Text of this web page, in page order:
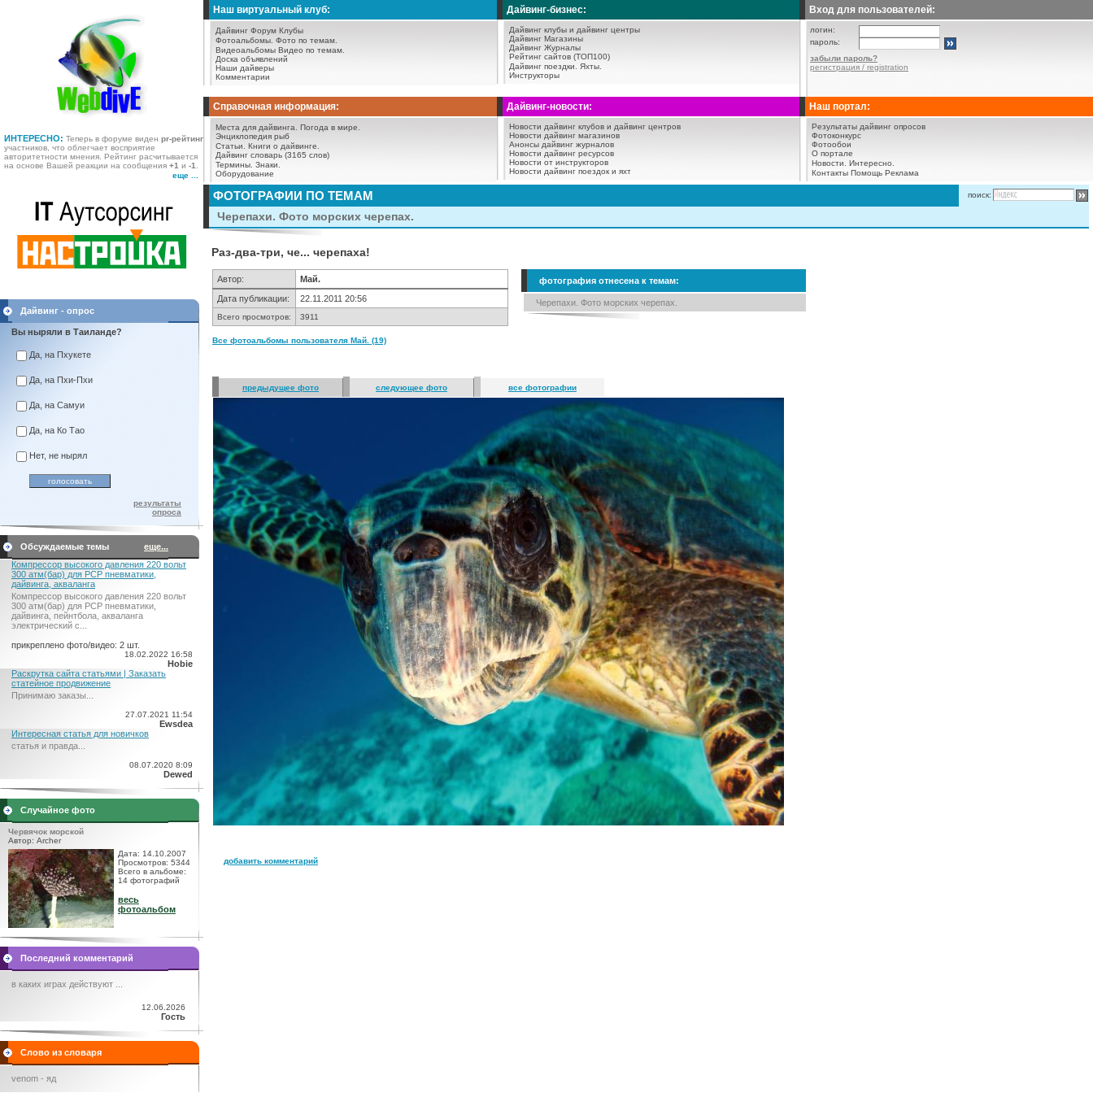
ИНТЕРЕСНО: Теперь в форуме виден pr-рейтинг
участников, что облегчает восприятие
авторитетности мнения. Рейтинг расчитывается
на основе Вашей реакции на сообщения +1 и -1
еще ...
Наш виртуальный клуб:
Дайвинг Форум Клубы
Фотоальбомы. Фото по темам.
Видеоальбомы Видео по темам.
Доска объявлений
Наши дайверы
Комментарии
Дайвинг-бизнес:
Дайвинг клубы и дайвинг центры
Дайвинг Магазины
Дайвинг Журналы
Рейтинг сайтов (ТОП100)
Дайвинг поездки.
Яхты.
Инструкторы
Вход для пользователей:
логин:
пароль:
забыли пароль?
регистрация / registration
Справочная информация:
Места для дайвинга.
Погода в мире.
Энциклопедия рыб
Статьи.
Книги о дайвинге.
Дайвинг словарь (3165 слов)
Термины. Знаки.
Оборудование
Дайвинг-новости:
Новости дайвинг клубов и дайвинг центров
Новости дайвинг магазинов
Анонсы дайвинг журналов
Новости дайвинг ресурсов
Новости от инструкторов
Новости дайвинг поездок и яхт
Наш портал:
Результаты дайвинг опросов
Фотоконкурс
Фотообои
О портале
Новости.
Интересно.
Контакты Помощь Реклама
Дайвинг - опрос
Вы ныряли в Таиланде?
Да, на Пхукете
Да, на Пхи-Пхи
Да, на Самуи
Да, на Ко Тао
Нет, не нырял
результаты
опроса
Обсуждаемые темы
еще...
Компрессор высокого давления 220 вольт
300 атм(бар) для PCP пневматики,
дайвинга, акваланга
Компрессор высокого давления 220 вольт
300 атм(бар) для PCP пневматики,
дайвинга, пейнтбола, акваланга
электрический c...
прикреплено фото/видео: 2 шт.
18.02.2022 16:58
Hobie
Раскрутка сайта статьями | Заказать
статейное продвижение
Принимаю заказы...
27.07.2021 11:54
Ewsdea
Интересная статья для новичков
статья и правда...
08.07.2020 8:09
Dewed
Случайное фото
Червячок морской
Автор: Archer
Дата: 14.10.2007
Просмотров: 5344
Всего в альбоме:
14 фотографий
весь
фотоальбом
Последний комментарий
в каких играх действуют ...
12.06.2026
Гость
Слово из словаря
venom - яд
ФОТОГРАФИИ ПО ТЕМАМ поиск:
Черепахи. Фото морских черепах.
Раз-два-три, че... черепаха!
Автор:
Май.
Дата публикации:
22.11.2011 20:56
Всего просмотров: 3911
Все фотоальбомы пользователя Май. (19)
фотография отнесена к темам:
Черепахи. Фото морских черепах.
предыдущее фото следующее фото все фотографии
добавить комментарий